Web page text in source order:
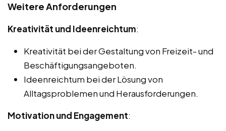
Weitere Anforderungen
Kreativität und Ideenreichtum:
Kreativität bei der Gestaltung von Freizeit- und
Beschäftigungsangeboten.
Ideenreichtum bei der Lösung von
Alltagsproblemen und Herausforderungen.
Motivation und Engagement: